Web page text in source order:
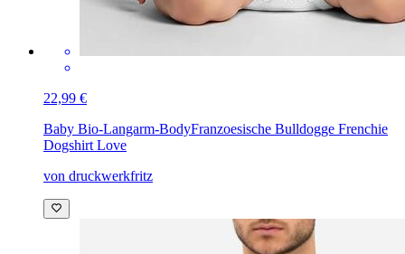
22,99 €
Baby Bio-Langarm-BodyFranzoesische Bulldogge Frenchie
Dogshirt Love
von druckwerkfritz